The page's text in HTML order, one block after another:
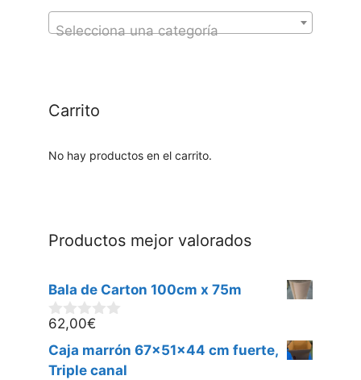
Selecciona una categoría
Carrito
No hay productos en el carrito.
Productos mejor valorados
Bala de Carton 100cm x 75m
0
d
e
5
62,00€
Caja marrón 67x51x44 cm fuerte,
Triple canal